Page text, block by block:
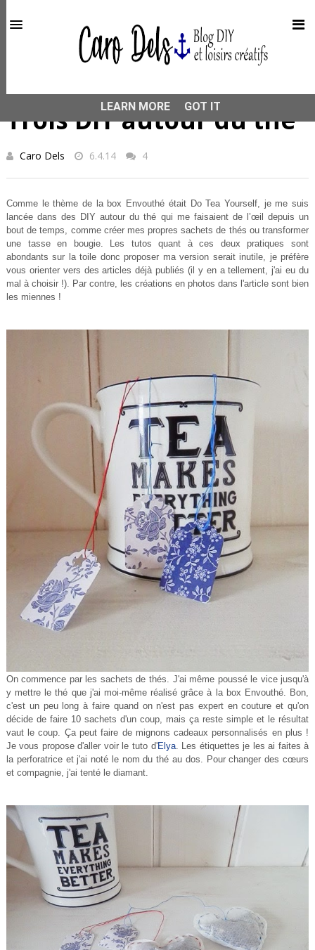
Trois DIY autour du thé
Caro Dels 6.4.14 4
Comme le thème de la box Envouthé était Do Tea Yourself, je me suis
lancée dans des DIY autour du thé qui me faisaient de l’œil depuis un
bout de temps, comme créer mes propres sachets de thés ou transformer
une tasse en bougie. Les tutos quant à ces deux pratiques sont
abondants sur la toile donc proposer ma version serait inutile, je préfère
vous orienter vers des articles déjà publiés (il y en a tellement, j'ai eu du
mal à choisir !). Par contre, les créations en photos dans l'article sont bien
les miennes !
On commence par les sachets de thés. J'ai même poussé le vice jusqu'à
y mettre le thé que j'ai moi-même réalisé grâce à la box Envouthé. Bon,
c'est un peu long à faire quand on n'est pas expert en couture et qu'on
décide de faire 10 sachets d'un coup, mais ça reste simple et le résultat
vaut le coup. Ça peut faire de mignons cadeaux personnalisés en plus !
Je vous propose d'aller voir le tuto d'Elya. Les étiquettes je les ai faites à
la perforatrice et j'ai noté le nom du thé au dos. Pour changer des cœurs
et compagnie, j'ai tenté le diamant.
This site uses cookies from Google to deliver its services
and to analyze traffic. Your IP address and user-agent are
shared with Google along with performance and security
metrics to ensure quality of service, generate usage
LEARN MORE
GOT IT